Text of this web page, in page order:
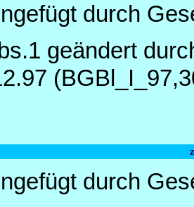
durch
geändert
durch